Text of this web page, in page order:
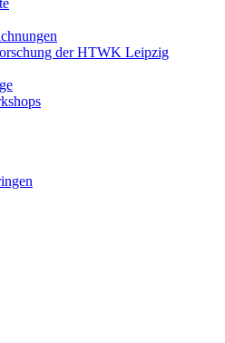
der HTWK Leipzig